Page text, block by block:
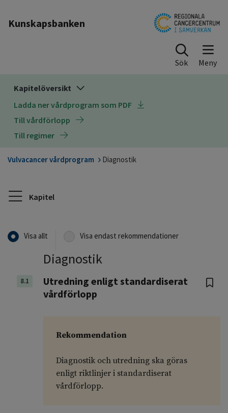
Kunskapsbanken
Sök
Kapitelöversikt
Ladda ner vårdprogram som PDF
Till vårdförlopp
Till regimer
Vulvacancer vårdprogram Diagnostik
Kapitel
Visa allt Visa endast rekommendationer
Diagnostik
8.1
Utredning enligt standardiserat
vårdförlopp
Rekommendation
Diagnostik och utredning ska göras
enligt riktlinjer i standardiserat
vårdförlopp.